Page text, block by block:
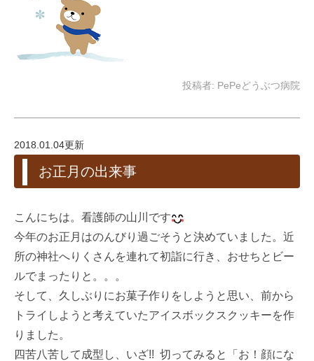
投稿者: PePeどうぶつ病院
2018.01.04更新
お正月の出来事
こんにちは。看護師の山川です
今年のお正月はのんびり過ごそうと決めていました。近
所の神社へりくさんを連れて初詣に行き、おせちとビー
ルでまったりと。。。
そして、久しぶりにお菓子作りをしようと思い、前から
トライしようと考えていたアイスボックスクッキーを作
りました。
四苦八苦して成型し、いざ!! 切ってみると「お！顔にな